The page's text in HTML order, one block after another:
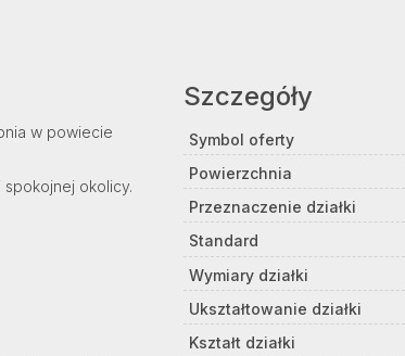
w powiecie
spokojnej okolicy.
Szczegóły
Symbol oferty
Powierzchnia
Przeznaczenie działki
Standard
Wymiary działki
Ukształtowanie działki
Kształt działki